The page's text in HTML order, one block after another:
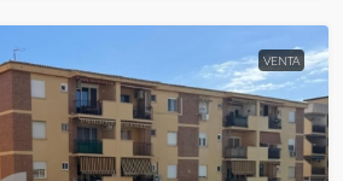
VENTA